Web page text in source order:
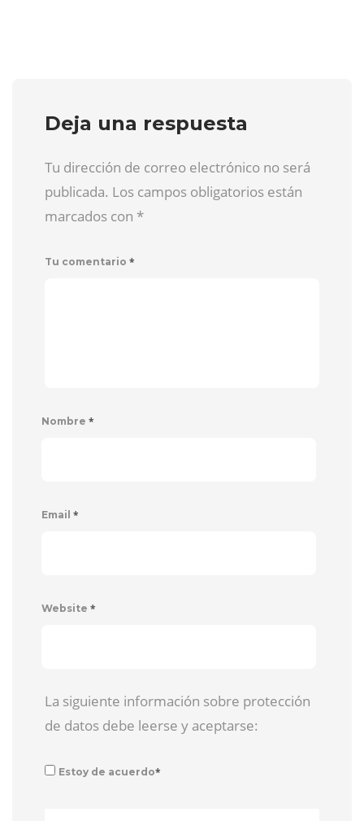
Deja una respuesta
Tu dirección de correo electrónico no será
publicada. Los campos obligatorios están
marcados con *
Tu comentario *
Nombre *
Email *
Website *
La siguiente información sobre protección
de datos debe leerse y aceptarse:
Estoy de acuerdo*